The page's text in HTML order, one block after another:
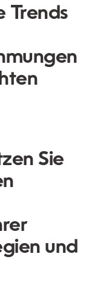
Trends
Sie
und